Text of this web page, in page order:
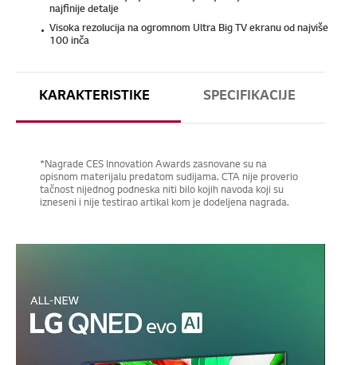
najfinije detalje
Visoka rezolucija na ogromnom Ultra Big TV ekranu od najviše
100 inča
KARAKTERISTIKE SPECIFIKACIJE
*Nagrade CES Innovation Awards zasnovane su na
opisnom materijalu predatom sudijama. CTA nije proverio
tačnost nijednog podneska niti bilo kojih navoda koji su
izneseni i nije testirao artikal kom je dodeljena nagrada.